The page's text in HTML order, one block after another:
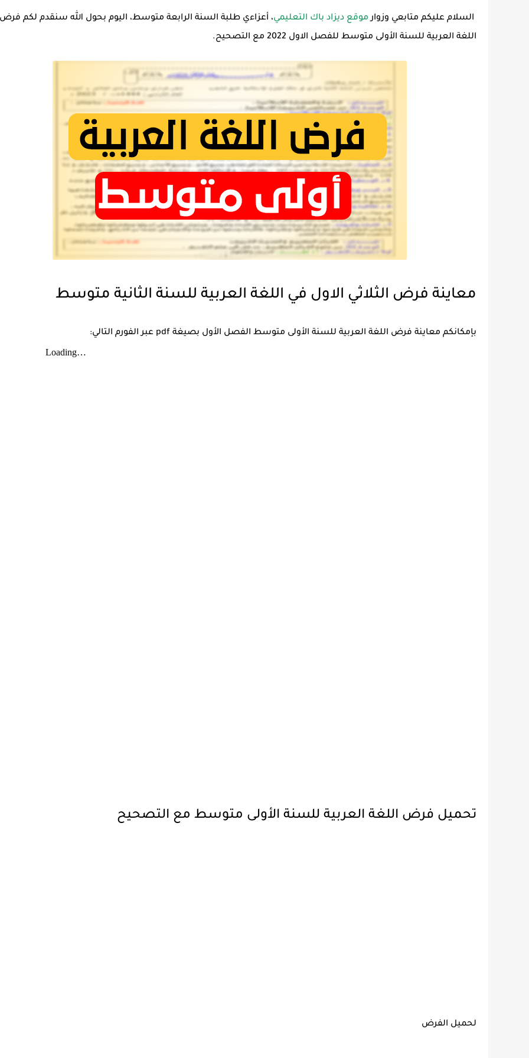
السلام عليكم متابعي وزوارموقع ديزاد باك التعليمي، أعزاءي طلبة السنة الرابعة متوسط، اليوم بحول الله سنقدم لكم
اللغة العربية للسنة الأولى متوسط للفصل الاول 2022 مع التصحيح.
معاينة فرض الثلاثي الاول في اللغة العربية للسنة الثانية متوسط
بإمكانكم معاينة فرض اللغة العربية للسنة الأولى متوسط الفصل الأول بصيغة pdf عبر الفورم التالي:
تحميل فرض اللغة العربية للسنة الأولى متوسط مع التصحيح
لحميل الفرض